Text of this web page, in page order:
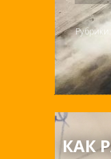
Рубрики:
КАК